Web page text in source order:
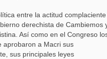
entre la actitud
derechista de Cambiemos
Así como en el Congreso
aprobaron a Macri sus
sus principales leyes